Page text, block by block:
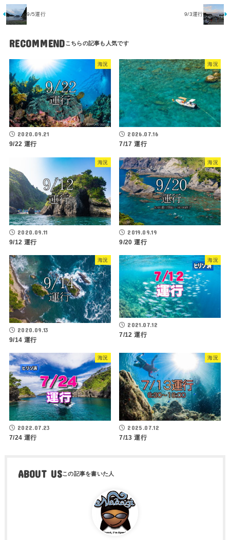
9/5運行 9/3運行
RECOMMEND
海況
2020.09.21
9/22 運行
海況
2026.07.16
7/17 運行
海況
2020.09.11
9/12 運行
海況
2019.09.19
9/20 運行
海況
2020.09.13
9/14 運行
海況
2021.07.12
7/12 運行
海況
2022.07.23
7/24 運行
海況
2025.07.12
7/13 運行
ABOUT US